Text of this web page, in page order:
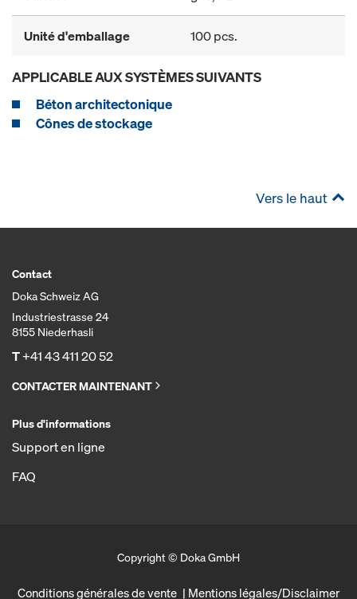
Unité d'emballage 100 pcs.
APPLICABLE AUX SYSTÈMES SUIVANTS
Béton architectonique
Cônes de stockage
Vers le haut
Contact
Doka Schweiz AG
Industriestrasse 24
8155 Niederhasli
T+41 43 411 20 52
CONTACTER MAINTENANT
Plus d'informations
Support en ligne
FAQ
Copyright © Doka GmbH
Conditions générales de vente Mentions légales/Disclaimer